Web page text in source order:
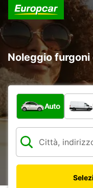
Noleggio
Scegli la tipologia
Auto